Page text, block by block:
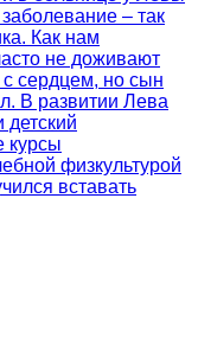
– так
Как нам
не доживают
с сердцем, но сын
В развитии Лева
детский
курсы
физкультурой
вставать